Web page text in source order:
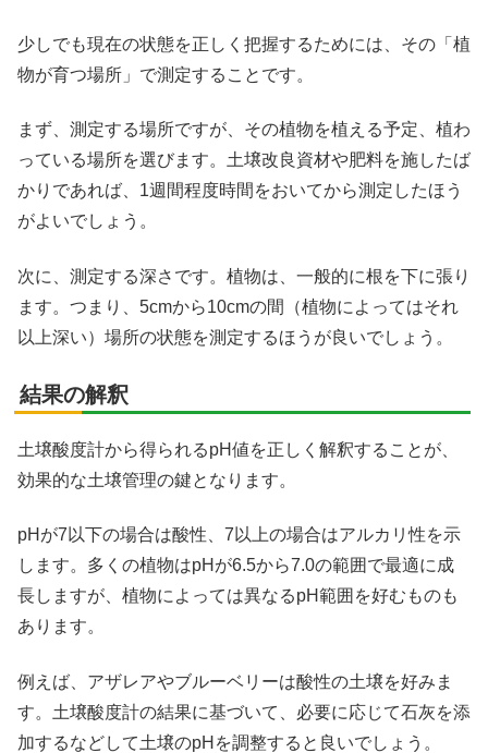
少しでも現在の状態を正しく把握するためには、その「植
物が育つ場所」で測定することです。
まず、測定する場所ですが、その植物を植える予定、植わ
っている場所を選びます。土壌改良資材や肥料を施したば
かりであれば、1週間程度時間をおいてから測定したほう
がよいでしょう。
次に、測定する深さです。植物は、一般的に根を下に張り
ます。つまり、5cmから10cmの間（植物によってはそれ
以上深い）場所の状態を測定するほうが良いでしょう。
結果の解釈
土壌酸度計から得られるpH値を正しく解釈することが、
効果的な土壌管理の鍵となります。
pHが7以下の場合は酸性、7以上の場合はアルカリ性を示
します。多くの植物はpHが6.5から7.0の範囲で最適に成
長しますが、植物によっては異なるpH範囲を好むものも
あります。
例えば、アザレアやブルーベリーは酸性の土壌を好みま
す。土壌酸度計の結果に基づいて、必要に応じて石灰を添
加するなどして土壌のpHを調整すると良いでしょう。
Facebook
LINE
LinkedIn